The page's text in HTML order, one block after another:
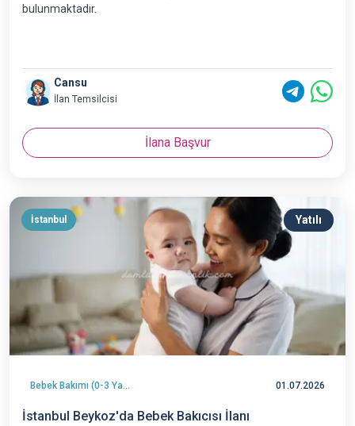
bulunmaktadır.
Cansu
İlan Temsilcisi
İlana Başvur
İstanbul Yatılı
Bebek Bakımı (0-3 Yaş) 01.07.2026
İstanbul Beykoz'da Bebek Bakıcısı İlanı